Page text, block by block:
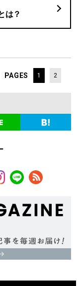
は？
PAGES 1 2